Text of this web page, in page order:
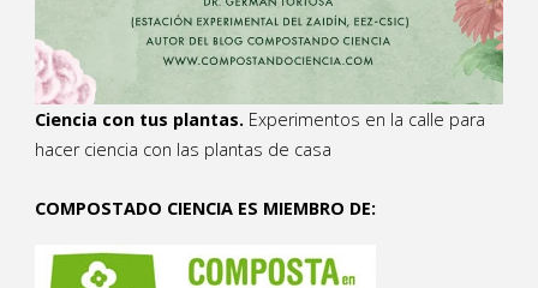
Ciencia con tus plantas. Experimentos en la calle para
hacer ciencia con las plantas de casa
COMPOSTADO CIENCIA ES MIEMBRO DE: